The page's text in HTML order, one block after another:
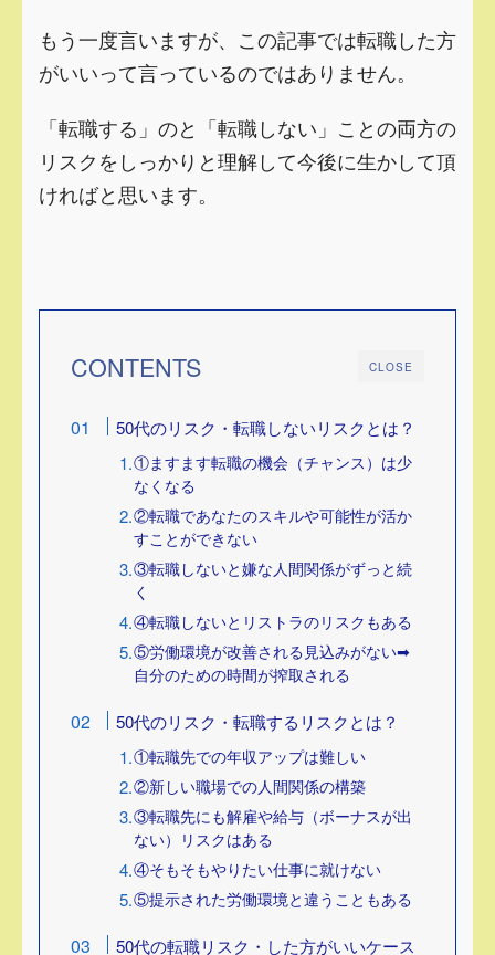
もう一度言いますが、この記事では転職した方
がいいって言っているのではありません。
「転職する」のと「転職しない」ことの両方の
リスクをしっかりと理解して今後に生かして頂
ければと思います。
CLOSE
CONTENTS
50代のリスク・転職しないリスクとは？
①ますます転職の機会（チャンス）は少
なくなる
②転職であなたのスキルや可能性が活か
すことができない
③転職しないと嫌な人間関係がずっと続
く
④転職しないとリストラのリスクもある
⑤労働環境が改善される見込みがない➡
自分のための時間が搾取される
50代のリスク・転職するリスクとは？
①転職先での年収アップは難しい
②新しい職場での人間関係の構築
③転職先にも解雇や給与（ボーナスが出
ない）リスクはある
④そもそもやりたい仕事に就けない
⑤提示された労働環境と違うこともある
50代の転職リスク・した方がいいケース